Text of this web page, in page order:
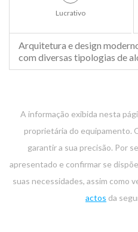
Lucrativo
Arquitetura e design
com diversas tipologias de
A informação exibida nesta
proprietária do equipamento.
garantir a sua precisão. Por
apresentado e confirmar se
suas necessidades, assim como
actos da